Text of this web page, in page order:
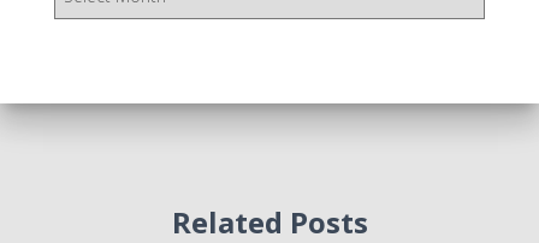
Related Posts